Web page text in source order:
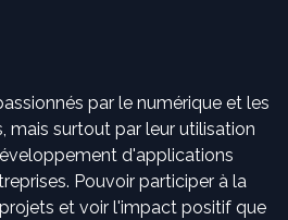
par le numérique et les
mais surtout par leur utilisation
d'applications
Pouvoir participer à la
et voir l'impact positif que